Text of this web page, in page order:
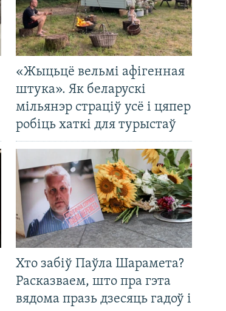
«Жыцьцё вельмі афігенная
штука». Як беларускі
мільянэр страціў усё і цяпер
робіць хаткі для турыстаў
Хто забіў Паўла Шарамета?
Расказваем, што пра гэта
вядома празь дзесяць гадоў і